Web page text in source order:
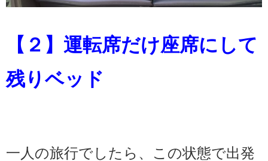
【２】運転席だけ座席にして
残りベッド
一人の旅行でしたら、この状態で出発